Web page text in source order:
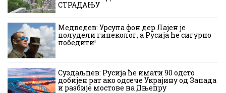
СТРАДАЊУ
Медведев: Урсула фон дер Лајен је
полудели гинеколог, а Русија ће сигурно
победити!
Суздаљцев: Русија ће имати 90 одсто
добијен рат ако одсече Украјину од Запада
и разбије мостове на Дњепру